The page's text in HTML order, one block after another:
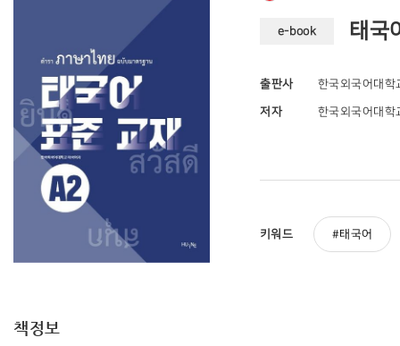
e-book 태국
출판사 한국외국어대학
저자 한국외국어대학
키워드 태국어
책정보